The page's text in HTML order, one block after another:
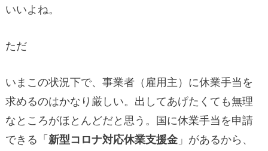
いいよね。
ただ
いまこの状況下で、事業者（雇用主）に休業手当を
求めるのはかなり厳しい。出してあげたくても無理
なところがほとんどだと思う。国に休業手当を申請
できる「新型コロナ対応休業支援金」があるから、